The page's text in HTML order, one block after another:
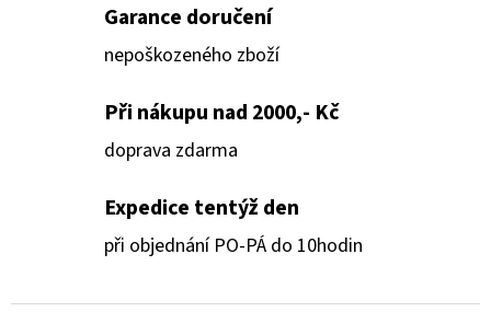
Garance doručení
nepoškozeného zboží
Při nákupu nad 2000,- Kč
doprava zdarma
Expedice tentýž den
při objednání PO-PÁ do 10hodin